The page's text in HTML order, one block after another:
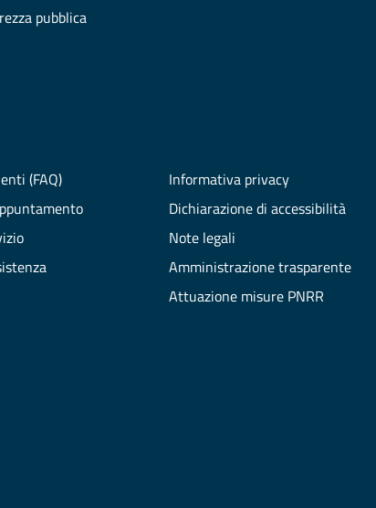
pubblica
(FAQ)
Informativa privacy
Dichiarazione di accessibilità
Note legali
Amministrazione trasparente
Attuazione misure PNRR